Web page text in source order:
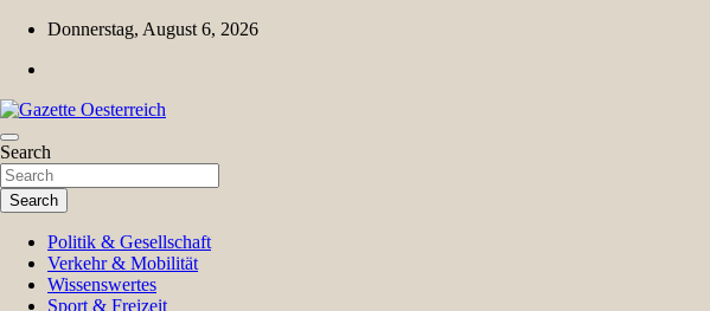
Skip
content
Donnerstag, August 6, 2026
Gazette Oesterreich
Magazin für Freizeit, Politik, Kultur & Wissenschaft
Search
Search
Politik & Gesellschaft
Verkehr & Mobilität
Wissenswertes
Sport & Freizeit